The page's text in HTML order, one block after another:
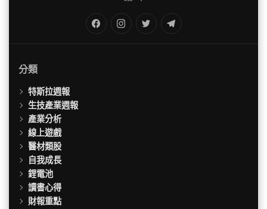
Twitter
分類
特斯拉週報
生技產業週報
產業分析
線上遊戲
醫材類股
自我成長
鋰電池
讀書心得
財報重點